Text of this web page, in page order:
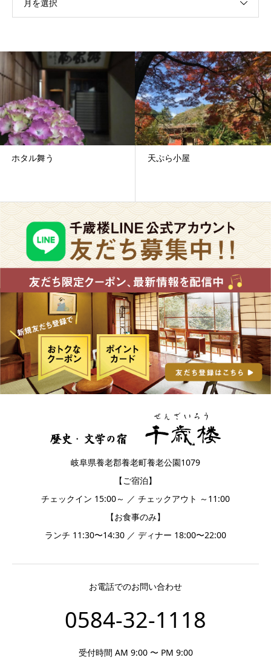
月を選択
ホタル舞う 天ぷら小屋
岐阜県養老郡養老町養老公園1079
【ご宿泊】
チェックイン 15:00～ ／ チェックアウト ～11:00
【お食事のみ】
ランチ 11:30〜14:30 ／ ディナー 18:00〜22:00
お電話でのお問い合わせ
0584-32-1118
受付時間 AM 9:00 〜 PM 9:00